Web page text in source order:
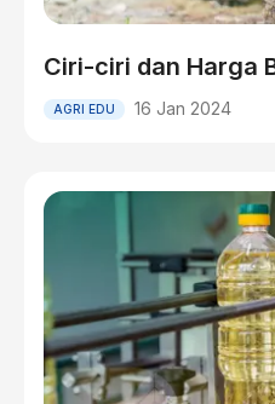
Ciri-ciri dan Harga
AGRI EDU 16 Jan 2024